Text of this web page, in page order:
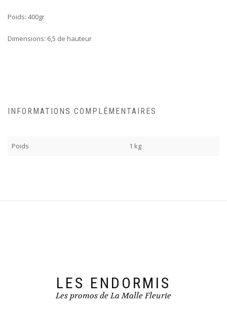
Poids: 400gr
Dimensions: 6,5 de hauteur
INFORMATIONS COMPLÉMENTAIRES
Poids 1 kg
LES ENDORMIS
Les promos de La Malle Fleurie